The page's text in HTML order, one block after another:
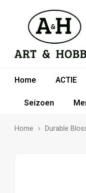
Home ACTIE
Seizoen
Home Durable